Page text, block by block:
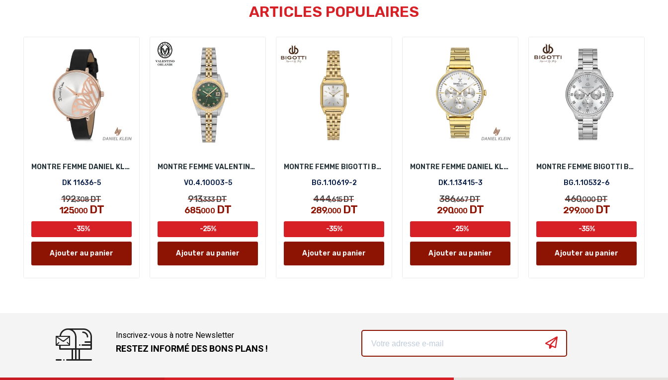
ARTICLES POPULAIRES
MONTRE FEMME DANIEL KLEIN DK 11636-5
DK 11636-5
192,308DT
125,000 DT
-35%
Ajouter au panier
MONTRE FEMME VALENTINO ORLANDI VO.4.10003-5
VO.4.10003-5
913,333DT
685,000DT
-25%
Ajouter au panier
MONTRE FEMME BIGOTTI BG.1.10619-2
BG.1.10619-2
444,615DT
289,000 DT
-35%
Ajouter au panier
MONTRE FEMME DANIEL KLEIN DK.1.13415-3
DK.1.13415-3
386,667DT
290,000 DT
-25%
Ajouter au panier
MONTRE FEMME BIGOTTI BG.1.10532-6
BG.1.10532-6
460,000DT
299,000 DT
-35%
Ajouter au panier
Inscrivez-vous à notre Newsletter
RESTEZ INFORMÉ DES BONS PLANS !